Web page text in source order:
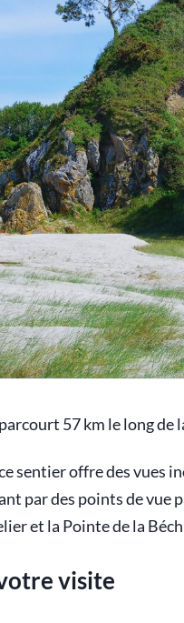
57 km le long de
sentier offre des vues
par des points de vue
et la Pointe de la
visite